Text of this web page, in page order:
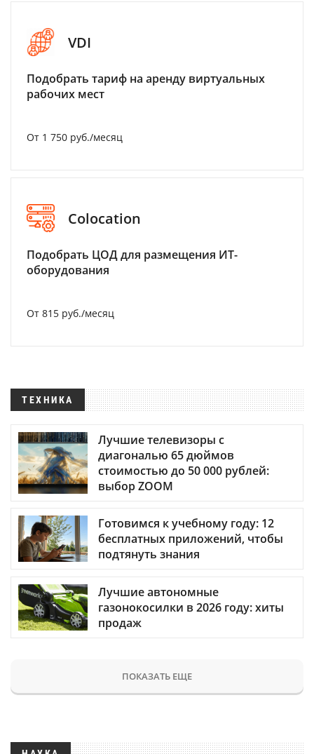
VDI
Подобрать тариф на аренду виртуальных
рабочих мест
От 1 750 руб./месяц
Colocation
Подобрать ЦОД для размещения ИТ-
оборудования
От 815 руб./месяц
ТЕХНИКА
Лучшие телевизоры с
диагональю 65 дюймов
стоимостью до 50 000 рублей:
выбор ZOOM
Готовимся к учебному году: 12
бесплатных приложений, чтобы
подтянуть знания
Лучшие автономные
газонокосилки в 2026 году: хиты
продаж
ПОКАЗАТЬ ЕЩЕ